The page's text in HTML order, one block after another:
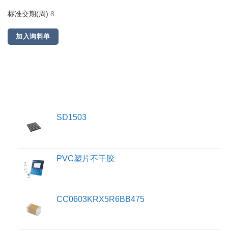
标准交期(周):8
加入询料单
SD1503
PVC塑片不干胶
CC0603KRX5R6BB475